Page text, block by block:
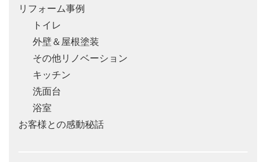
リフォーム事例
トイレ
外壁＆屋根塗装
その他リノベーション
キッチン
洗面台
浴室
お客様との感動秘話